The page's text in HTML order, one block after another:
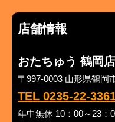
店舗情報
おたちゅう 鶴岡店
〒997-0003 山形県鶴岡
TEL 0235-22-
年中無休 10：00～23：